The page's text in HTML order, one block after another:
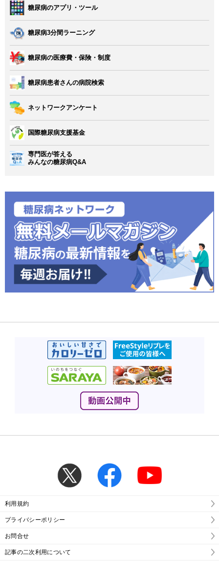
糖尿病のアプリ・ツール
糖尿病3分間ラーニング
糖尿病の医療費・保険・制度
糖尿病患者さんの病院検索
ネットワークアンケート
国際糖尿病支援基金
専門医が答える
みんなの糖尿病Q&A
利用規約
プライバシーポリシー
お問合せ
記事の二次利用について